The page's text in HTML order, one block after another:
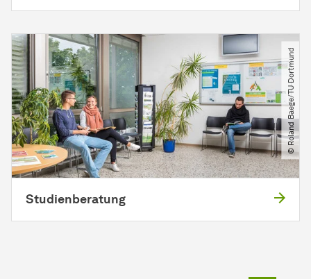
© Roland Baege​/​TU Dortmund
Studienberatung